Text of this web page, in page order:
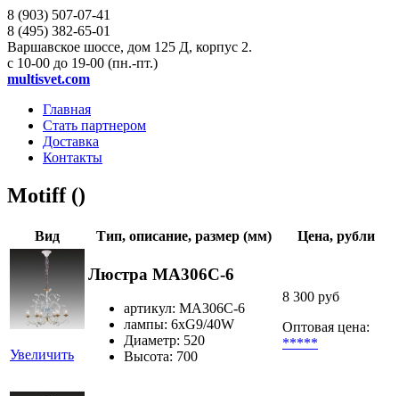
8 (903) 507-07-41
8 (495) 382-65-01
Варшавское шоссе, дом 125 Д, корпус 2.
с 10-00 до 19-00 (пн.-пт.)
multisvet.com
Главная
Стать партнером
Доставка
Контакты
Motiff ()
Вид Тип, описание, размер (мм) Цена, рубли
Увеличить
Люстра MA306C-6
артикул: MA306C-6
лампы: 6xG9/40W
Диаметр: 520
Высота: 700
8 300 руб
Оптовая цена:
*****